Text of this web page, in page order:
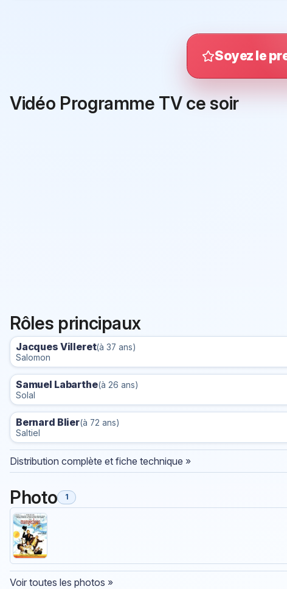
Soyez le
Vidéo Programme TV ce soir
Rôles principaux
Jacques Villeret(à 37 ans)
Salomon
Samuel Labarthe(à 26 ans)
Solal
Bernard Blier(à 72 ans)
Saltiel
Distribution complète et fiche technique »
Photo 1
Voir toutes les photos »